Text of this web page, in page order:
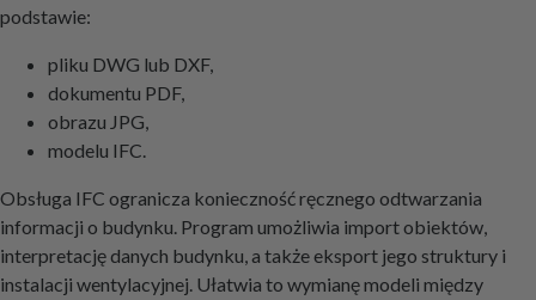
podstawie:
pliku DWG lub DXF,
dokumentu PDF,
obrazu JPG,
modelu IFC.
Obsługa IFC ogranicza konieczność ręcznego odtwarzania
informacji o budynku. Program umożliwia import obiektów,
interpretację danych budynku, a także eksport jego struktury i
instalacji wentylacyjnej. Ułatwia to wymianę modeli między